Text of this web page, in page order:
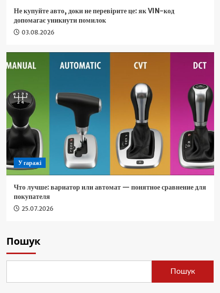
Не купуйте авто, доки не перевірите це: як VIN-код
допомагає уникнути помилок
03.08.2026
У гаражі
Что лучше: вариатор или автомат — понятное сравнение для
покупателя
25.07.2026
Пошук
Пошук